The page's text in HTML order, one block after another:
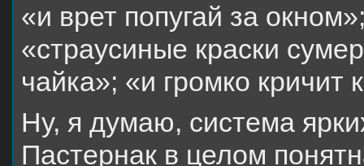
«и врет попугай за
«страусиные краски
чайка»; «и громко кричит
Ну, я думаю, система
Пастернак в целом